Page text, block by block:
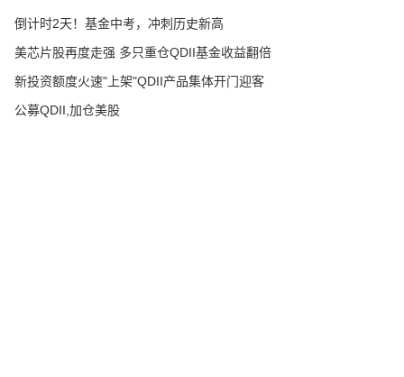
倒计时2天！基金中考，冲刺历史新高
美芯片股再度走强 多只重仓QDII基金收益翻倍
新投资额度火速"上架"QDII产品集体开门迎客
公募QDII,加仓美股